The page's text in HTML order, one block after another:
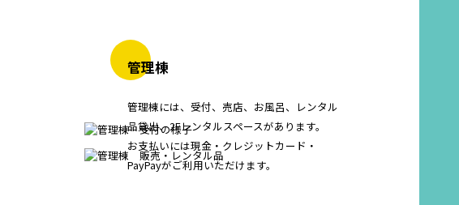
管理棟
管理棟には、受付、売店、お風呂、レンタル
品貸出、2Fレンタルスペースがあります。
お支払いには現金・クレジットカード・
PayPayがご利用いただけます。